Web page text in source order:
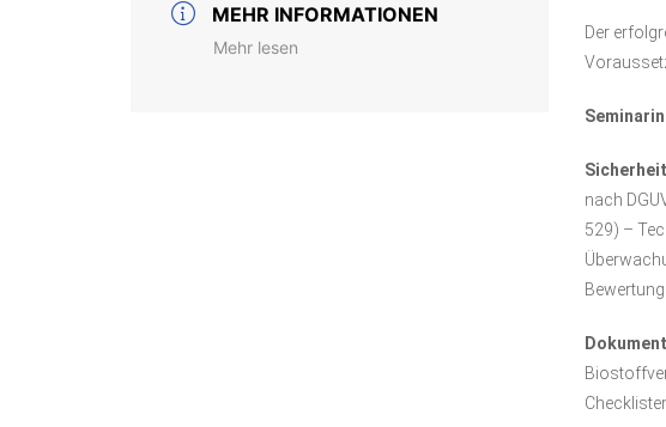
MEHR INFORMATIONEN
Mehr lesen
Der
Sicherheit
nach
529) –
Bewertung